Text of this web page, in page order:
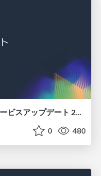
AWS Media Services 最新サービスアップデート 2024
0 480